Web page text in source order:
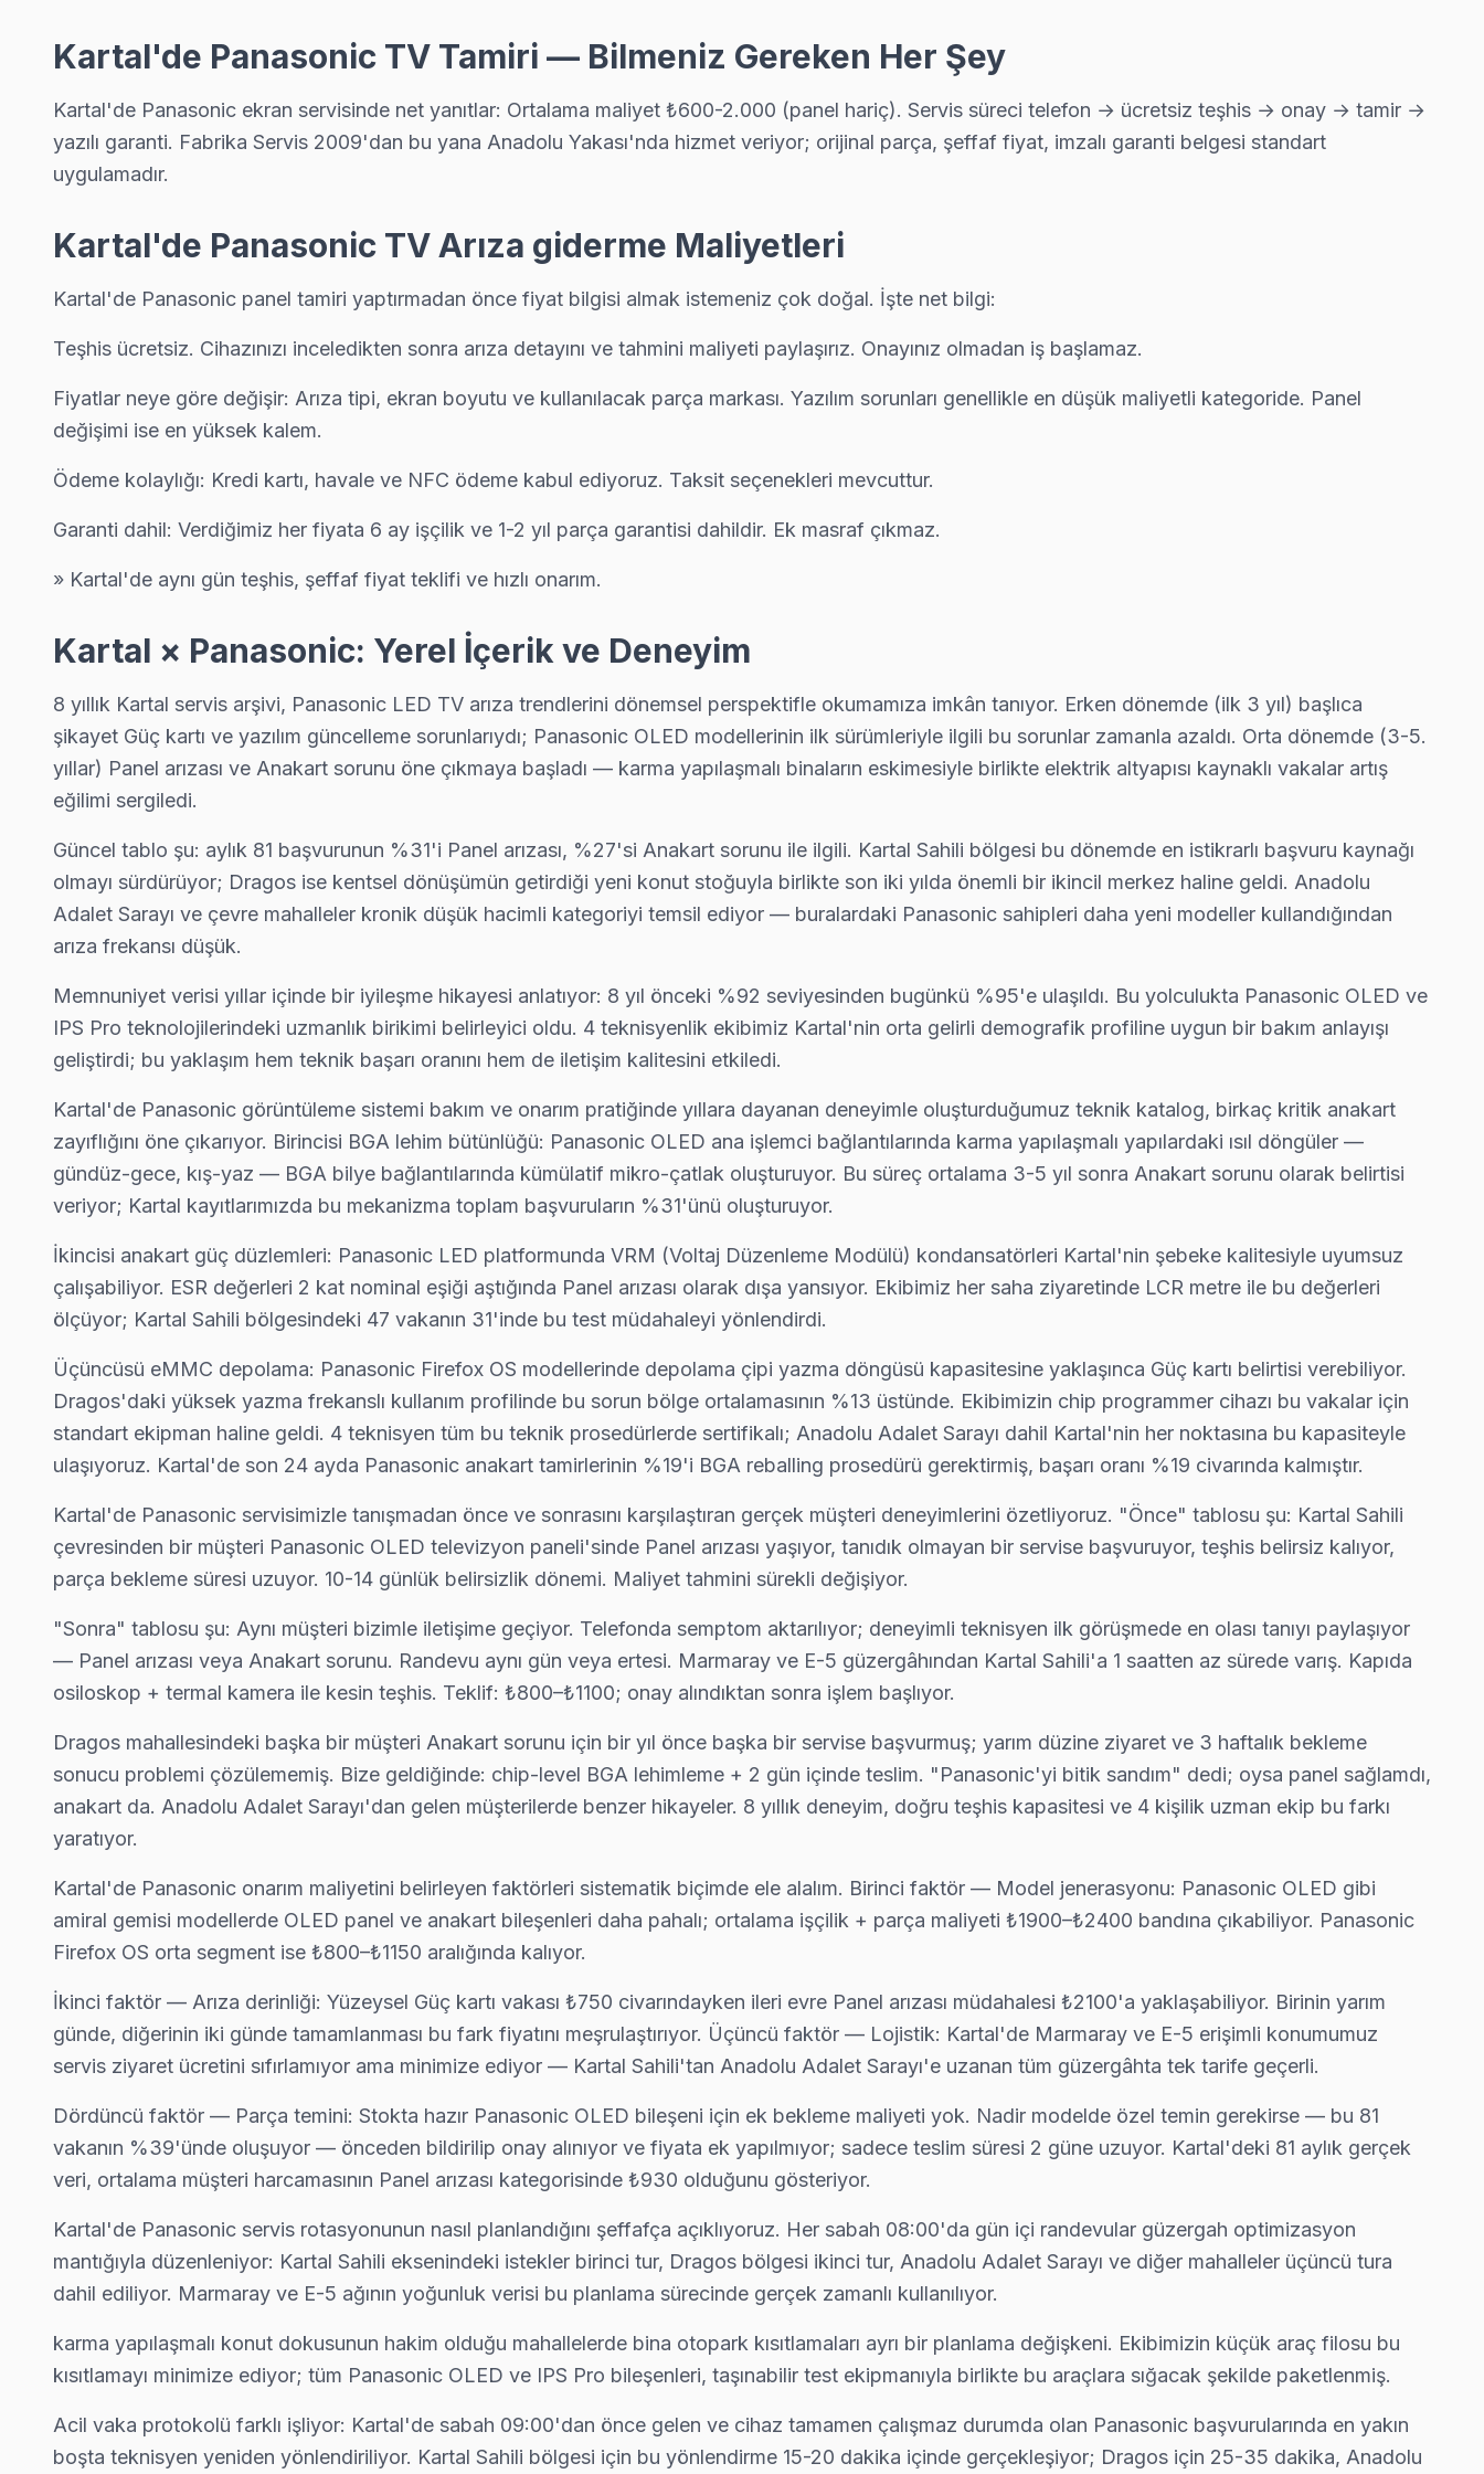
Orta Panasonic Servis
Kartal TV Servis Merkezi →
Petrol İş Panasonic Servis
Kartal Panasonic Servis →
Kartal'da Soğanlık Yeni mahallesi Panasonic kullanıcıları arıza sonrası en çok ne soruyor? "Ne kadar sürer?" — çoğu Panasonic arızasını aynı günde tamamlıyoruz.
Soğanlık Yeni Panasonic Açılmıyor Arıza →
Topselvi Panasonic Servis
Topselvi sakinleri için Panasonic TV tamir hizmetimiz: teşhis ücretsiz, yazılı fiyat, onay sonrası iş — Kartal'da müşteri memnuniyeti odaklı servis anlayışımız bu.
Panasonic TV Uğur Mumcu'de internet bağlantısı sorunuyla geliyorsa önce yazılım güncelleme ve ağ modülü testini yapıyoruz; parça değişimi gerekmeyebilir — gerekirse söylüyoruz.
Uğur Mumcu Panasonic Açılmıyor Arıza →
Panasonic TV'de T-Con kart arızası Yakacık Çarşı mahallesinde sık karşılaştığımız bir sorun. Orijinal T-Con ile değişim yapıyoruz, renk bozukluğu ve ekran titremesi geçiyor.
Yakacık Çarşı Panasonic Açılmıyor Arıza →
Yakacık Yeni Panasonic Servis
Yakacık Yeni sakinlerine özel: Panasonic TV tamirinde parça değişimi yapılmadan önce maliyet onayınız alınıyor. Kartal servisimiz sürpriz fatura çıkarmıyor.
Yakacık Yeni Panasonic Anakart Tamiri →
Yalı Panasonic Servis
Panasonic marka TV'niz Yalı'de çalışmıyorsa teknik ekibimizi arayın: ücretsiz telefon danışmanlığıyla sorunu yönlendiriyoruz, gereksiz ev ziyareti yapmıyoruz.
Kartal Panasonic Servis →
Panasonic marka TV'niz Yukarı'de çalışmıyorsa teknik ekibimizi arayın: ücretsiz telefon danışmanlığıyla sorunu yönlendiriyoruz, gereksiz ev ziyareti yapmıyoruz.
Kartal TV Servis Merkezi →
Yunus mahallesi Panasonic TV servis hattımız günlük olarak bu bölgeye uğruyor. 15 yıllık deneyimle Panasonic anakart, panel ve güç kartı tamiri yapıyoruz.
Kartal TV Servis Merkezi →
Kartal Panasonic TV Servis Hizmet Bölgesi
Kartal bölgesine kapıya gelen Panasonic TV tamir servisi hizmetimizin kapsama alanını haritada görebilirsiniz.
Panasonic Uzman Teknisyen Ekibi — Kartal
13 yıllık Panasonic TV tamir deneyimi. Kartal ve çevre ilçelere yerinde servis sunulmaktadır.
· Panasonic fabrika servis sertifikası
· Orijinal ve OEM yedek parça tedarikçisi
· Kartal'de
· Müşteri memnuniyeti%97
· Tüm işlemler
Bu sayfayla ilgili hizmet sayfaları:
↑ Panasonic Servis Ana Sayfası
↑ Kartal TV Servis Merkezi
Kartal Yakın İlçelerde Panasonic Servisi
· Ataşehir Panasonic
· Beykoz Panasonic
· Çekmeköy Panasonic
· Kadıköy Panasonic
· Maltepe Panasonic
· Pendik Panasonic
· Sancaktepe Panasonic
· Şile Panasonic
Kartal Diğer Marka Servisleri
· Kartal Sony
· Kartal Philips
· Kartal Hi-Level
· Kartal iFFALCON
Kartal'de Panasonic TV Tamiri — Bilmeniz Gereken Her Şey
Kartal'de Panasonic ekran servisinde net yanıtlar: Ortalama maliyet ₺600-2.000 (panel hariç). Servis süreci telefon → ücretsiz teşhis → onay → tamir →
yazılı garanti. Fabrika Servis 2009'dan bu yana Anadolu Yakası'nda hizmet veriyor; orijinal parça, şeffaf fiyat, imzalı garanti belgesi standart
uygulamadır.
Kartal'de Panasonic TV Arıza giderme Maliyetleri
Kartal'de Panasonic panel tamiri yaptırmadan önce fiyat bilgisi almak istemeniz çok doğal. İşte net bilgi:
Teşhis ücretsiz. Cihazınızı inceledikten sonra arıza detayını ve tahmini maliyeti paylaşırız. Onayınız olmadan iş başlamaz.
Fiyatlar neye göre değişir: Arıza tipi, ekran boyutu ve kullanılacak parça markası. Yazılım sorunları genellikle en düşük maliyetli kategoride. Panel
değişimi ise en yüksek kalem.
Ödeme kolaylığı: Kredi kartı, havale ve NFC ödeme kabul ediyoruz. Taksit seçenekleri mevcuttur.
Garanti dahil: Verdiğimiz her fiyata 6 ay işçilik ve 1-2 yıl parça garantisi dahildir. Ek masraf çıkmaz.
» Kartal'de aynı gün teşhis, şeffaf fiyat teklifi ve hızlı onarım.
Kartal × Panasonic: Yerel İçerik ve Deneyim
8 yıllık Kartal servis arşivi, Panasonic LED TV arıza trendlerini dönemsel perspektifle okumamıza imkân tanıyor. Erken dönemde (ilk 3 yıl) başlıca
şikayet Güç kartı ve yazılım güncelleme sorunlarıydı; Panasonic OLED modellerinin ilk sürümleriyle ilgili bu sorunlar zamanla azaldı. Orta dönemde (3-5.
yıllar) Panel arızası ve Anakart sorunu öne çıkmaya başladı — karma yapılaşmalı binaların eskimesiyle birlikte elektrik altyapısı kaynaklı vakalar artış
eğilimi sergiledi.
Güncel tablo şu: aylık 81 başvurunun %31'i Panel arızası, %27'si Anakart sorunu ile ilgili. Kartal Sahili bölgesi bu dönemde en istikrarlı başvuru kaynağı
olmayı sürdürüyor; Dragos ise kentsel dönüşümün getirdiği yeni konut stoğuyla birlikte son iki yılda önemli bir ikincil merkez haline geldi. Anadolu
Adalet Sarayı ve çevre mahalleler kronik düşük hacimli kategoriyi temsil ediyor — buralardaki Panasonic sahipleri daha yeni modeller kullandığından
arıza frekansı düşük.
Memnuniyet verisi yıllar içinde bir iyileşme hikayesi anlatıyor: 8 yıl önceki %92 seviyesinden bugünkü %95'e ulaşıldı. Bu yolculukta Panasonic OLED ve
IPS Pro teknolojilerindeki uzmanlık birikimi belirleyici oldu. 4 teknisyenlik ekibimiz Kartal'nin orta gelirli demografik profiline uygun bir bakım anlayışı
geliştirdi; bu yaklaşım hem teknik başarı oranını hem de iletişim kalitesini etkiledi.
Kartal'de Panasonic görüntüleme sistemi bakım ve onarım pratiğinde yıllara dayanan deneyimle oluşturduğumuz teknik katalog, birkaç kritik anakart
zayıflığını öne çıkarıyor. Birincisi BGA lehim bütünlüğü: Panasonic OLED ana işlemci bağlantılarında karma yapılaşmalı yapılardaki ısıl döngüler —
gündüz-gece, kış-yaz — BGA bilye bağlantılarında kümülatif mikro-çatlak oluşturuyor. Bu süreç ortalama 3-5 yıl sonra Anakart sorunu olarak belirtisi
veriyor; Kartal kayıtlarımızda bu mekanizma toplam başvuruların %31'ünü oluşturuyor.
İkincisi anakart güç düzlemleri: Panasonic LED platformunda VRM (Voltaj Düzenleme Modülü) kondansatörleri Kartal'nin şebeke kalitesiyle uyumsuz
çalışabiliyor. ESR değerleri 2 kat nominal eşiği aştığında Panel arızası olarak dışa yansıyor. Ekibimiz her saha ziyaretinde LCR metre ile bu değerleri
ölçüyor; Kartal Sahili bölgesindeki 47 vakanın 31'inde bu test müdahaleyi yönlendirdi.
Üçüncüsü eMMC depolama: Panasonic Firefox OS modellerinde depolama çipi yazma döngüsü kapasitesine yaklaşınca Güç kartı belirtisi verebiliyor.
Dragos'daki yüksek yazma frekanslı kullanım profilinde bu sorun bölge ortalamasının %13 üstünde. Ekibimizin chip programmer cihazı bu vakalar için
standart ekipman haline geldi. 4 teknisyen tüm bu teknik prosedürlerde sertifikalı; Anadolu Adalet Sarayı dahil Kartal'nin her noktasına bu kapasiteyle
ulaşıyoruz. Kartal'de son 24 ayda Panasonic anakart tamirlerinin %19'i BGA reballing prosedürü gerektirmiş, başarı oranı %19 civarında kalmıştır.
Kartal'de Panasonic servisimizle tanışmadan önce ve sonrasını karşılaştıran gerçek müşteri deneyimlerini özetliyoruz. "Önce" tablosu şu: Kartal Sahili
çevresinden bir müşteri Panasonic OLED televizyon paneli'sinde Panel arızası yaşıyor, tanıdık olmayan bir servise başvuruyor, teşhis belirsiz kalıyor,
parça bekleme süresi uzuyor. 10-14 günlük belirsizlik dönemi. Maliyet tahmini sürekli değişiyor.
"Sonra" tablosu şu: Aynı müşteri bizimle iletişime geçiyor. Telefonda semptom aktarılıyor; deneyimli teknisyen ilk görüşmede en olası tanıyı paylaşıyor
— Panel arızası veya Anakart sorunu. Randevu aynı gün veya ertesi. Marmaray ve E-5 güzergâhından Kartal Sahili'a 1 saatten az sürede varış. Kapıda
osiloskop + termal kamera ile kesin teşhis. Teklif: ₺800–₺1100; onay alındıktan sonra işlem başlıyor.
Dragos mahallesindeki başka bir müşteri Anakart sorunu için bir yıl önce başka bir servise başvurmuş; yarım düzine ziyaret ve 3 haftalık bekleme
sonucu problemi çözülememiş. Bize geldiğinde: chip-level BGA lehimleme + 2 gün içinde teslim. "Panasonic'yi bitik sandım" dedi; oysa panel sağlamdı,
anakart da. Anadolu Adalet Sarayı'dan gelen müşterilerde benzer hikayeler. 8 yıllık deneyim, doğru teşhis kapasitesi ve 4 kişilik uzman ekip bu farkı
yaratıyor.
Kartal'de Panasonic onarım maliyetini belirleyen faktörleri sistematik biçimde ele alalım. Birinci faktör — Model jenerasyonu: Panasonic OLED gibi
amiral gemisi modellerde OLED panel ve anakart bileşenleri daha pahalı; ortalama işçilik + parça maliyeti ₺1900–₺2400 bandına çıkabiliyor. Panasonic
Firefox OS orta segment ise ₺800–₺1150 aralığında kalıyor.
İkinci faktör — Arıza derinliği: Yüzeysel Güç kartı vakası ₺750 civarındayken ileri evre Panel arızası müdahalesi ₺2100'a yaklaşabiliyor. Birinin yarım
günde, diğerinin iki günde tamamlanması bu fark fiyatını meşrulaştırıyor. Üçüncü faktör — Lojistik: Kartal'de Marmaray ve E-5 erişimli konumumuz
servis ziyaret ücretini sıfırlamıyor ama minimize ediyor — Kartal Sahili'tan Anadolu Adalet Sarayı'e uzanan tüm güzergâhta tek tarife geçerli.
Dördüncü faktör — Parça temini: Stokta hazır Panasonic OLED bileşeni için ek bekleme maliyeti yok. Nadir modelde özel temin gerekirse — bu 81
vakanın %39'ünde oluşuyor — önceden bildirilip onay alınıyor ve fiyata ek yapılmıyor; sadece teslim süresi 2 güne uzuyor. Kartal'deki 81 aylık gerçek
veri, ortalama müşteri harcamasının Panel arızası kategorisinde ₺930 olduğunu gösteriyor.
Kartal'de Panasonic servis rotasyonunun nasıl planlandığını şeffafça açıklıyoruz. Her sabah 08:00'da gün içi randevular güzergah optimizasyon
mantığıyla düzenleniyor: Kartal Sahili eksenindeki istekler birinci tur, Dragos bölgesi ikinci tur, Anadolu Adalet Sarayı ve diğer mahalleler üçüncü tura
dahil ediliyor. Marmaray ve E-5 ağının yoğunluk verisi bu planlama sürecinde gerçek zamanlı kullanılıyor.
karma yapılaşmalı konut dokusunun hakim olduğu mahallelerde bina otopark kısıtlamaları ayrı bir planlama değişkeni. Ekibimizin küçük araç filosu bu
kısıtlamayı minimize ediyor; tüm Panasonic OLED ve IPS Pro bileşenleri, taşınabilir test ekipmanıyla birlikte bu araçlara sığacak şekilde paketlenmiş.
Acil vaka protokolü farklı işliyor: Kartal'de sabah 09:00'dan önce gelen ve cihaz tamamen çalışmaz durumda olan Panasonic başvurularında en yakın
boşta teknisyen yeniden yönlendiriliyor. Kartal Sahili bölgesi için bu yönlendirme 15-20 dakika içinde gerçekleşiyor; Dragos için 25-35 dakika, Anadolu